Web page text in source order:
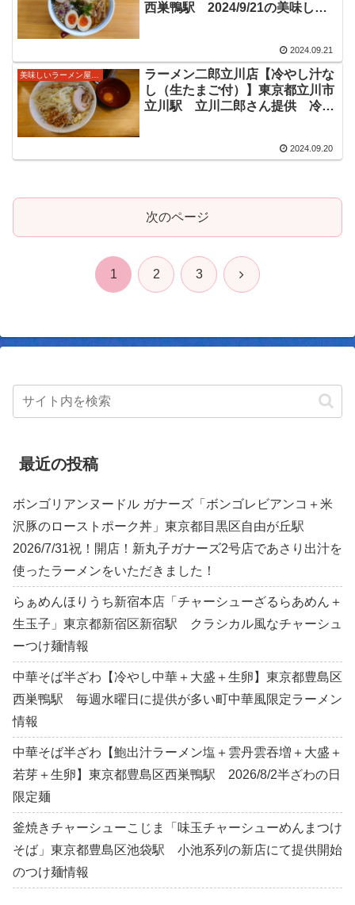
西巣鴨駅 2024/9/21の美味しい
2024.09.21
ラーメン二郎立川店【冷やし汁な
し（生たまご付）】東京都立川市
立川駅 立川二郎さん提供 冷や
2024.09.20
次のページ
1 2 3 次
最近の投稿
ボンゴリアンヌードル ガナーズ「ボンゴレビアンコ＋米
沢豚のローストポーク丼」東京都目黒区自由が丘駅
2026/7/31祝！開店！新丸子ガナーズ2号店であさり出汁を
使ったラーメンをいただきました！
らぁめんほりうち新宿本店「チャーシューざるらあめん＋
生玉子」東京都新宿区新宿駅 クラシカル風なチャーシュ
ーつけ麺情報
中華そば半ざわ【冷やし中華＋大盛＋生卵】東京都豊島区
西巣鴨駅 毎週水曜日に提供が多い町中華風限定ラーメン
情報
中華そば半ざわ【鮑出汁ラーメン塩＋雲丹雲吞増＋大盛＋
若芽＋生卵】東京都豊島区西巣鴨駅 2026/8/2半ざわの日
限定麺
釜焼きチャーシューこじま「味玉チャーシューめんまつけ
そば」東京都豊島区池袋駅 小池系列の新店にて提供開始
のつけ麺情報